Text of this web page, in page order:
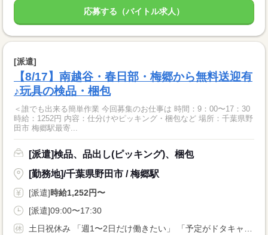
応募する（バイトル求人）
[派遣]
【8/17】南越谷・春日部・梅郷から無料送迎有
♪玩具の検品・梱包
＜誰でも出来る簡単作業 今回募集のお仕事は 時間：9：00〜17：30
時給：1252円 内容：仕分けやピッキング・梱包など 場所：千葉県野
田市 梅郷駅最寄...
[派遣]検品、品出し(ピッキング)、梱包
[勤務地]/千葉県野田市 / 梅郷駅
[派遣]時給1,252円〜
[派遣]09:00〜17:30